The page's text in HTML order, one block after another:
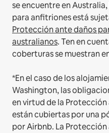
se encuentre en
para anfitriones está
Protección ante daños
australianos. Ten en
coberturas se muestran
*En el caso de los
Washington, las
en virtud de la
están cubiertas por una
por Airbnb. La